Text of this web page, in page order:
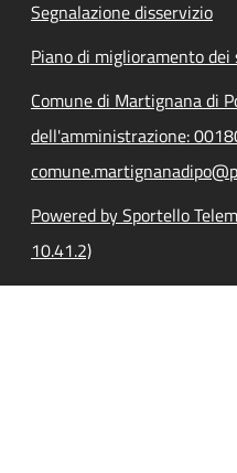
Segnalazione disservizio
Piano di miglioramento dei
Comune di Martignana di
dell'amministrazione:
Powered by Sportello
10.41.2)